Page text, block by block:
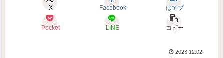
X Facebook はてブ
Pocket LINE コピー
2023.12.02